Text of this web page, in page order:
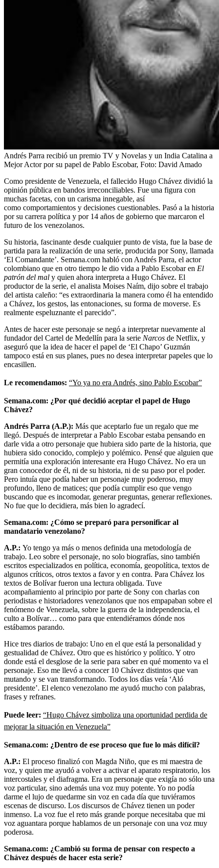
Andrés Parra recibió un premio TV y Novelas y un India Catalina a
Mejor Actor por su papel de Pablo Escobar, Foto: David Amado
Como presidente de Venezuela, el fallecido Hugo Chávez dividió la
opinión pública en bandos irreconciliables. Fue una figura con
muchas facetas, con un carisma innegable, así
como comportamientos y decisiones cuestionables. Pasó a la historia
por su carrera política y por 14 años de gobierno que marcaron el
futuro de los venezolanos.
Su historia, fascinante desde cualquier punto de vista, fue la base de
partida para la realización de una serie, producida por Sony, llamada
‘El Comandante’. Semana.com habló con Andrés Parra, el actor
colombiano que en otro tiempo le dio vida a Pablo Escobar en El
patrón del mal y quien ahora interpreta a Hugo Chávez. El
productor de la serie, el analista Moises Naím, dijo sobre el trabajo
del artista caleño: “es extraordinaria la manera como él ha entendido
a Chávez, los gestos, las entonaciones, su forma de moverse. Es
realmente espeluznante el parecido”.
Antes de hacer este personaje se negó a interpretar nuevamente al
fundador del Cartel de Medellín para la serie Narcos de Netflix, y
aseguró que la idea de hacer el papel de ‘El Chapo’ Guzmán
tampoco está en sus planes, pues no desea interpretar papeles que lo
encasillen.
Le recomendamos: “Yo ya no era Andrés, sino Pablo Escobar”
Semana.com: ¿Por qué decidió aceptar el papel de Hugo
Chávez?
Andrés Parra (A.P.): Más que aceptarlo fue un regalo que me
llegó. Después de interpretar a Pablo Escobar estaba pensando en
darle vida a otro personaje que hubiera sido parte de la historia, que
hubiera sido conocido, complejo y polémico. Pensé que alguien que
permitía una exploración interesante era Hugo Chávez. No era un
gran conocedor de él, ni de su historia, ni de su paso por el poder.
Pero intuía que podía haber un personaje muy poderoso, muy
profundo, lleno de matices; que podía cumplir eso que vengo
buscando que es incomodar, generar preguntas, generar reflexiones.
No fue que lo decidiera, más bien lo agradecí.
Semana.com: ¿Cómo se preparó para personificar al
mandatario venezolano?
A.P.: Yo tengo ya más o menos definida una metodología de
trabajo. Leo sobre el personaje, no solo biografías, sino también
escritos especializados en política, economía, geopolítica, textos de
algunos críticos, otros textos a favor y en contra. Para Chávez los
textos de Bolívar fueron una lectura obligada. Tuve
acompañamiento al principio por parte de Sony con charlas con
periodistas e historiadores venezolanos que nos empapaban sobre el
fenómeno de Venezuela, sobre la guerra de la independencia, el
culto a Bolívar… como para que entendiéramos dónde nos
estábamos parando.
Hice tres diarios de trabajo: Uno en el que está la personalidad y
gestualidad de Chávez. Otro que es histórico y político. Y otro
donde está el desglose de la serie para saber en qué momento va el
personaje. Eso me llevó a conocer 10 Chávez distintos que van
mutando y se van transformando. Todos los días veía ‘Aló
presidente’. El elenco venezolano me ayudó mucho con palabras,
frases y refranes.
Puede leer: “Hugo Chávez simboliza una oportunidad perdida de
mejorar la situación en Venezuela”
Semana.com: ¿Dentro de ese proceso que fue lo más difícil?
A.P.: El proceso finalizó con Magda Niño, que es mi maestra de
voz, y quien me ayudó a volver a activar el aparato respiratorio, los
intercostales y el diafragma. Era un personaje que exigía no sólo una
voz particular, sino además una voz muy potente. Yo no podía
darme el lujo de quedarme sin voz en cada día que tuviéramos
escenas de discurso. Los discursos de Chávez tienen un poder
inmenso. La voz fue el reto más grande porque necesitaba que mi
voz aguantara porque hablamos de un personaje con una voz muy
poderosa.
Semana.com: ¿Cambió su forma de pensar con respecto a
Chávez después de hacer esta serie?